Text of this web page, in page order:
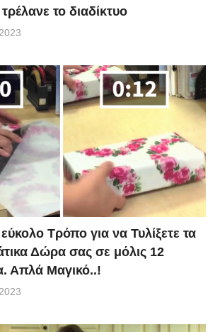
το διαδίκτυο
Τρόπο για να Τυλίξετε τα
Δώρα σας σε μόλις 12
Απλά Μαγικό..!